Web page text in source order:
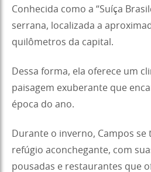
Conhecida como a “Suíça
serrana, localizada a
quilômetros da capital.
Dessa forma, ela oferece um
paisagem exuberante que
época do ano.
Durante o inverno, Campos
refúgio aconchegante, com
pousadas e restaurantes que